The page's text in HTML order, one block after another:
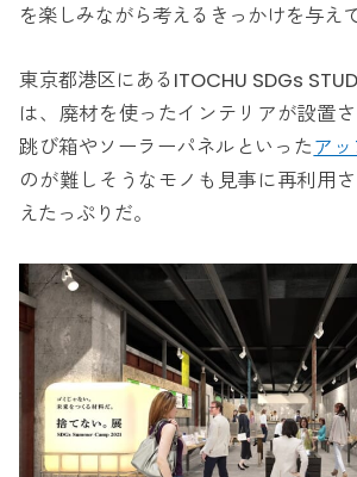
を楽しみながら考えるきっかけを与え
東京都港区にあるITOCHU SDGs
は、廃材を使ったインテリアが設置
跳び箱やソーラーパネルといったア
のが難しそうなモノも見事に再利用
えたっぷりだ。